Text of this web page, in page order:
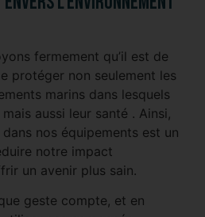
fermement qu’il est de
protéger non seulement les
marins dans lesquels
aussi leur santé . Ainsi,
dans nos équipements est un
notre impact
un avenir plus sain.
geste compte, et en